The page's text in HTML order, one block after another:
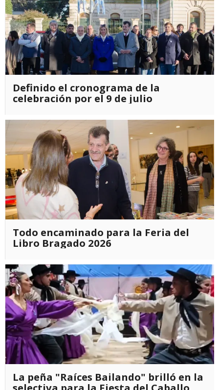
Definido el cronograma de la
celebración por el 9 de julio
Todo encaminado para la Feria del
Libro Bragado 2026
La peña "Raíces Bailando" brilló en la